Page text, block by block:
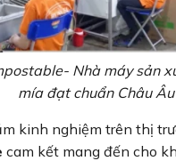
Nhà máy sản
mía đạt chuẩn Châu Âu
kinh nghiệm trên thị
cam kết mang đến cho